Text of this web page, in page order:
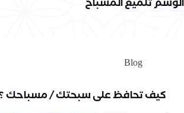
الوسمتلميع المسباح
Blog
كيف تحافظ على سبحتك / مسباحك